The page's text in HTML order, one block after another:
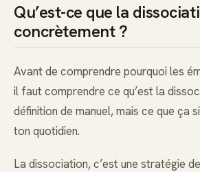
Qu’est-ce que la
concrètement ?
Avant de comprendre pourquoi les
il faut comprendre ce qu’est la
définition de manuel, mais ce que ça
ton quotidien.
La dissociation, c’est une stratégie